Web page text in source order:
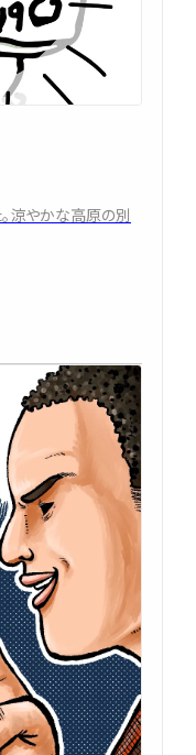
涼やかな高原の別